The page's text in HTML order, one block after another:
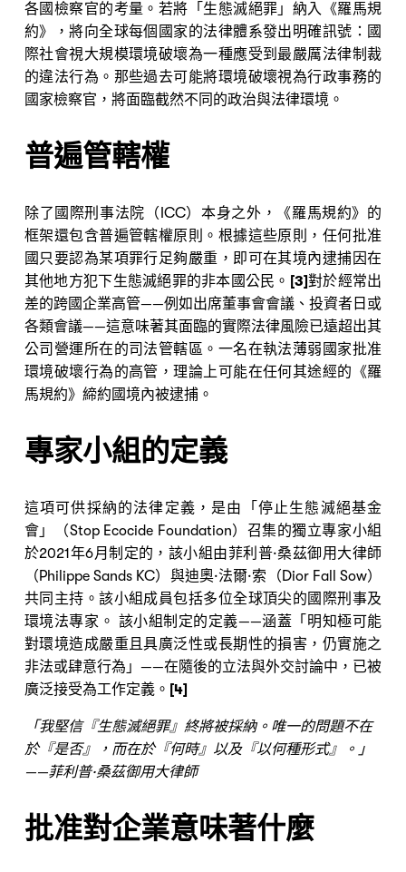
各國檢察官的考量。若將「生態滅絕罪」納入《羅馬規
約》，將向全球每個國家的法律體系發出明確訊號：國
際社會視大規模環境破壞為一種應受到最嚴厲法律制裁
的違法行為。那些過去可能將環境破壞視為行政事務的
國家檢察官，將面臨截然不同的政治與法律環境。
普遍管轄權
除了國際刑事法院（ICC）本身之外，《羅馬規約》的
框架還包含普遍管轄權原則。根據這些原則，任何批准
國只要認為某項罪行足夠嚴重，即可在其境內逮捕因在
其他地方犯下生態滅絕罪的非本國公民。 [3]對於經常出
差的跨國企業高管——例如出席董事會會議、投資者日或
各類會議——這意味著其面臨的實際法律風險已遠超出其
公司營運所在的司法管轄區。一名在執法薄弱國家批准
環境破壞行為的高管，理論上可能在任何其途經的《羅
馬規約》締約國境內被逮捕。
專家小組的定義
這項可供採納的法律定義，是由「停止生態滅絕基金
會」（Stop Ecocide Foundation）召集的獨立專家小組
於2021年6月制定的，該小組由菲利普·桑茲御用大律師
（Philippe Sands KC）與迪奧·法爾·索（Dior Fall Sow）
共同主持。該小組成員包括多位全球頂尖的國際刑事及
環境法專家。 該小組制定的定義——涵蓋「明知極可能
對環境造成嚴重且具廣泛性或長期性的損害，仍實施之
非法或肆意行為」——在隨後的立法與外交討論中，已被
廣泛接受為工作定義。 [4]
「我堅信『生態滅絕罪』終將被採納。唯一的問題不在
於『是否』，而在於『何時』以及『以何種形式』。」
——菲利普·桑茲御用大律師
批准對企業意味著什麼
Nicole
AI Chief Engagement Officer